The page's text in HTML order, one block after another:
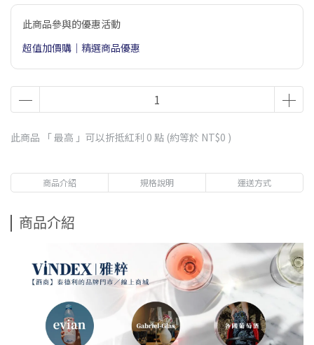
此商品參與的優惠活動
超值加價購｜精選商品優惠
此商品 「 最高 」可以折抵紅利 0 點 (約等於 NT$0 )
商品介紹 規格說明 運送方式
商品介紹